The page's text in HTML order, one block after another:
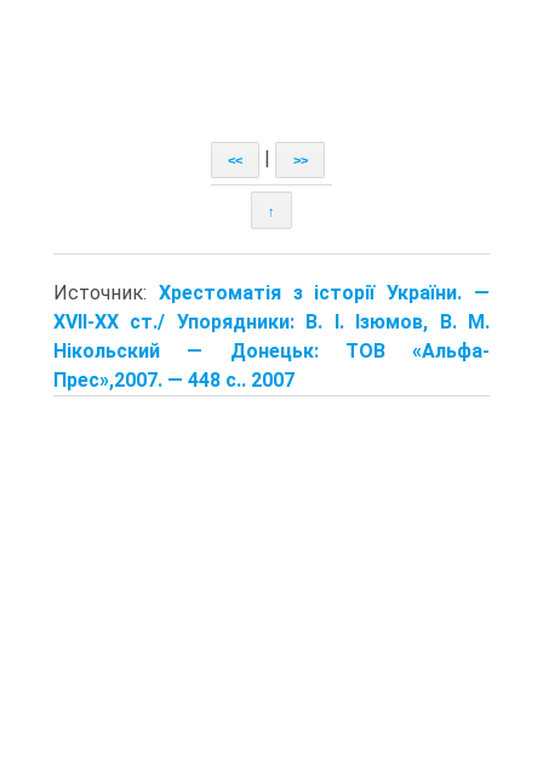
<< >>
↑
Источник: Хрестоматія з історії України. —
XVII-XX ст./ Упорядники: В. І. Ізюмов, В. М.
Нікольский — Донецьк: TOB «Альфа-
Прес»,2007. — 448 с.. 2007